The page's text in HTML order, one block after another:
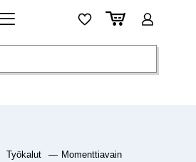
Työkalut — Momenttiavain